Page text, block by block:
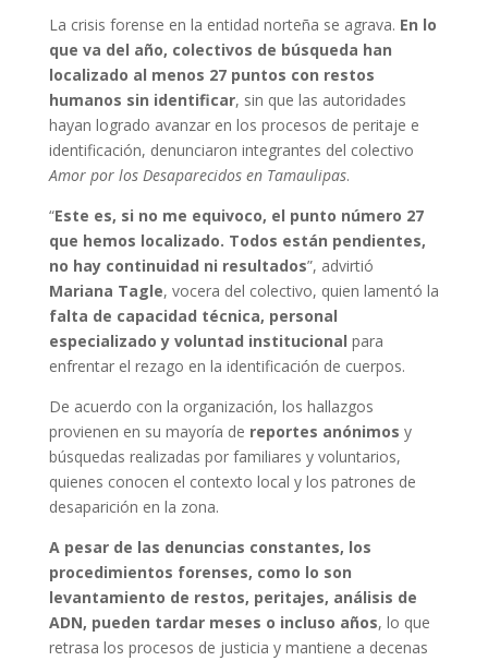
La crisis forense en la entidad norteña se agrava. En lo
que va del año, colectivos de búsqueda han
localizado al menos 27 puntos con restos
humanos sin identificar, sin que las autoridades
hayan logrado avanzar en los procesos de peritaje e
identificación, denunciaron integrantes del colectivo
Amor por los Desaparecidos en Tamaulipas.
“Este es, si no me equivoco, el punto número 27
que hemos localizado. Todos están pendientes,
no hay continuidad ni resultados”, advirtió
Mariana Tagle, vocera del colectivo, quien lamentó la
falta de capacidad técnica, personal
especializado y voluntad institucional para
enfrentar el rezago en la identificación de cuerpos.
De acuerdo con la organización, los hallazgos
provienen en su mayoría de reportes anónimos y
búsquedas realizadas por familiares y voluntarios,
quienes conocen el contexto local y los patrones de
desaparición en la zona.
A pesar de las denuncias constantes, los
procedimientos forenses, como lo son
levantamiento de restos, peritajes, análisis de
ADN, pueden tardar meses o incluso años, lo que
retrasa los procesos de justicia y mantiene a decenas